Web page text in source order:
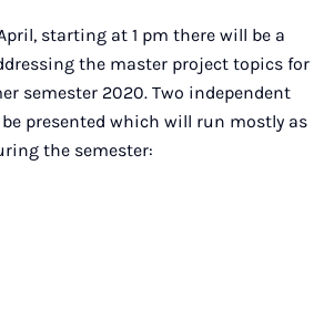
starting at 1 pm there will be a
the master project topics for
semester 2020. Two independent
presented which will run mostly as
the semester: